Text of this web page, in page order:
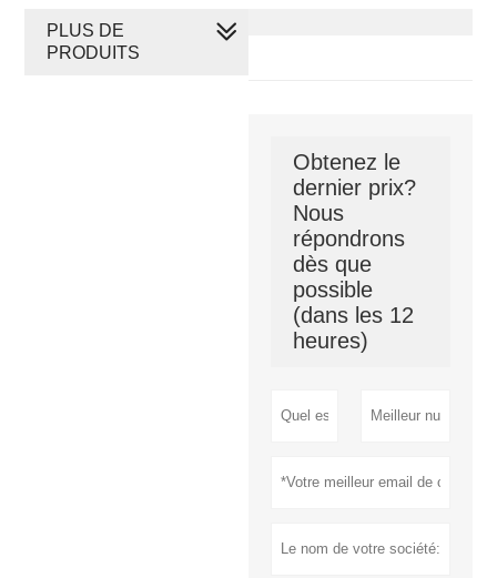
Obtenez le
dernier prix?
Nous
répondrons
dès que
possible
(dans les 12
heures)
PLUS DE
PRODUITS